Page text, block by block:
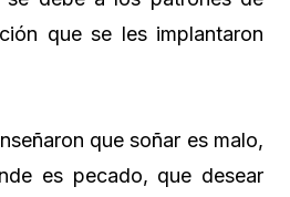
que se les implantaron
que soñar es malo,
es pecado, que desear